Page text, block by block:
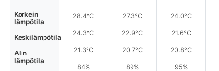
Korkein
lämpötila
Keskilämpötila
Alin
lämpötila
28.4°C
24.3°C
21.3°C
84%
27.3°C
22.9°C
20.7°C
89%
24.0°C
21.6°C
20.8°C
95%